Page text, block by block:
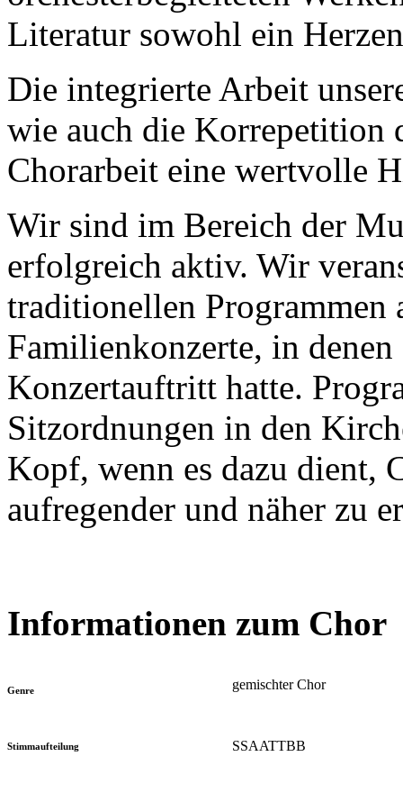
Literatur sowohl ein
Die integrierte Arbeit
wie auch die Korrepetition
Chorarbeit eine wertvolle
Wir sind im Bereich der
erfolgreich aktiv. Wir
traditionellen Programmen
Familienkonzerte, in
Konzertauftritt hatte.
Sitzordnungen in den
Kopf, wenn es dazu dient,
aufregender und näher zu
Informationen zum Chor
Genre gemischter Chor
Stimmaufteilung SSAATTBB